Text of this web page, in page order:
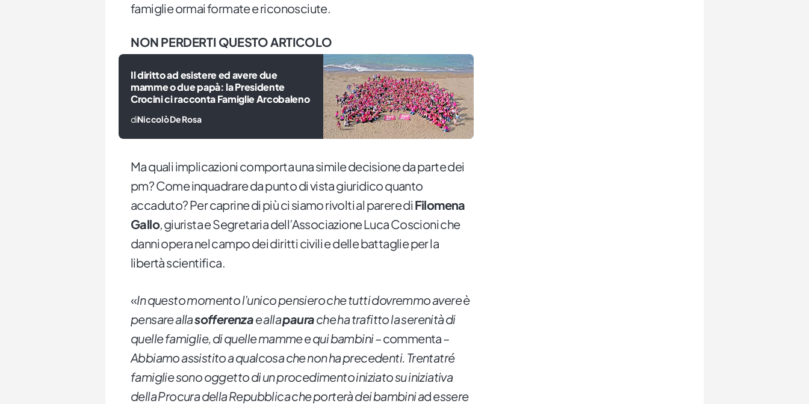
famiglie ormai formate e riconosciute.
NON PERDERTI QUESTO ARTICOLO
Il diritto ad esistere ed avere due
mamme o due papà: la Presidente
Crocini ci racconta Famiglie Arcobaleno
diNiccolò De Rosa
Ma quali implicazioni comporta una simile decisione da parte dei
pm? Come inquadrare da punto di vista giuridico quanto
accaduto? Per caprine di più ci siamo rivolti al parere di Filomena
Gallo, giurista e Segretaria dell’Associazione Luca Coscioni che
danni opera nel campo dei diritti civili e delle battaglie per la
libertà scientifica.
«In questo momento l’unico pensiero che tutti dovremmo avere è
pensare allasofferenzae allapaurache ha trafitto la serenità di
quelle famiglie, di quelle mamme e qui bambini– commenta –
Abbiamo assistito a qualcosa che non ha precedenti. Trentatré
famiglie sono oggetto di un procedimento iniziato su iniziativa
della Procura della Repubblica che porterà dei bambini adessere